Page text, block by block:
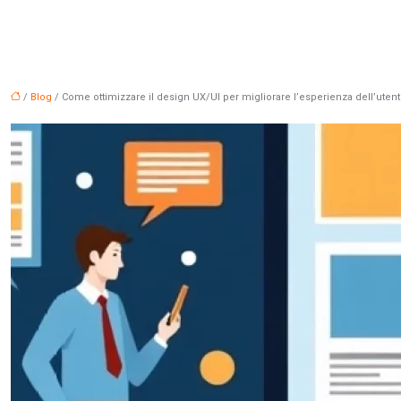
/ Blog / Come ottimizzare il design UX/UI per migliorare l’esperienza